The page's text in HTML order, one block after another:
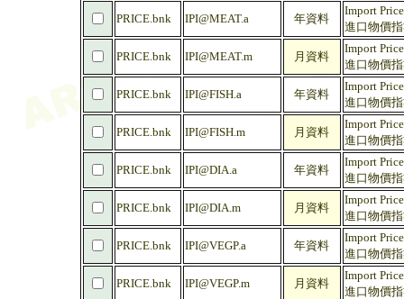
PRICE.bnk IPI@MEAT.a 年資料
Import
進口物價
PRICE.bnk IPI@MEAT.m 月資料
Import
進口物價
PRICE.bnk IPI@FISH.a 年資料
Import
進口物價
PRICE.bnk IPI@FISH.m 月資料
Import
進口物價
PRICE.bnk IPI@DIA.a 年資料
Import
進口物價
PRICE.bnk IPI@DIA.m 月資料
Import
進口物價
PRICE.bnk IPI@VEGP.a 年資料
Import
進口物價
PRICE.bnk IPI@VEGP.m 月資料
Import
進口物價